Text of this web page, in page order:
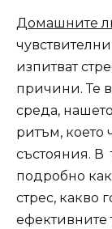
Домашните
изпитват
причини. Те
среда,
ритъм, което
състояния. В
подробно
стрес, какво
ефективните